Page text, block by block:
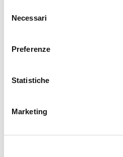
ACCETTA LA SELEZIONE.
delNecessari
Preferenze
Statistiche
Marketing